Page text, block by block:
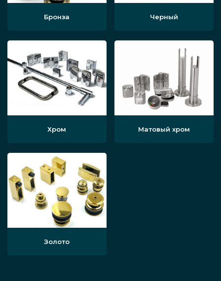
Бронза Черный
Хром Матовый хром
Золото